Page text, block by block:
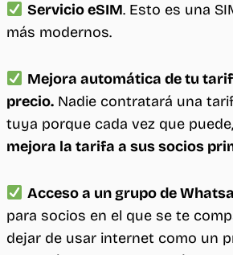
Servicio eSIM. Esto es una
más modernos.
Mejora automática de tu
precio. Nadie contratará una
tuya porque cada vez que puede,
mejora la tarifa a sus socios
Acceso a un grupo de
para socios en el que se te
dejar de usar internet como un